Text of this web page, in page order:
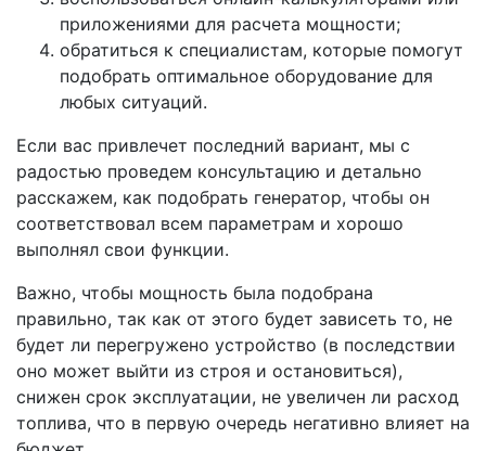
приложениями для расчета мощности;
обратиться к специалистам, которые помогут
подобрать оптимальное оборудование для
любых ситуаций.
Если вас привлечет последний вариант, мы с
радостью проведем консультацию и детально
расскажем, как подобрать генератор, чтобы он
соответствовал всем параметрам и хорошо
выполнял свои функции.
Важно, чтобы мощность была подобрана
правильно, так как от этого будет зависеть то, не
будет ли перегружено устройство (в последствии
оно может выйти из строя и остановиться),
снижен срок эксплуатации, не увеличен ли расход
топлива, что в первую очередь негативно влияет на